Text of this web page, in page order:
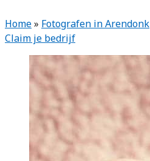
Home» Fotografen in Arendonk
Claim je bedrijf